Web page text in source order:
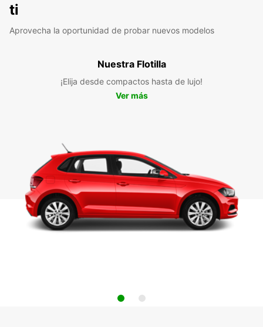
ti
Aprovecha la oportunidad de probar nuevos modelos
Nuestra Flotilla
¡Elija desde compactos hasta de lujo!
Ver más